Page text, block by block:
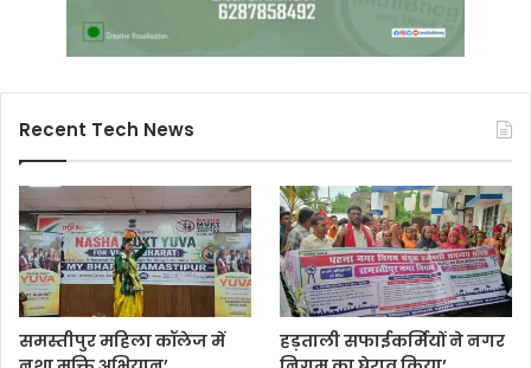
Recent Tech News
समस्तीपुर महिला कॉलेज में
हड़ताली सफाईकर्मियों ने नगर